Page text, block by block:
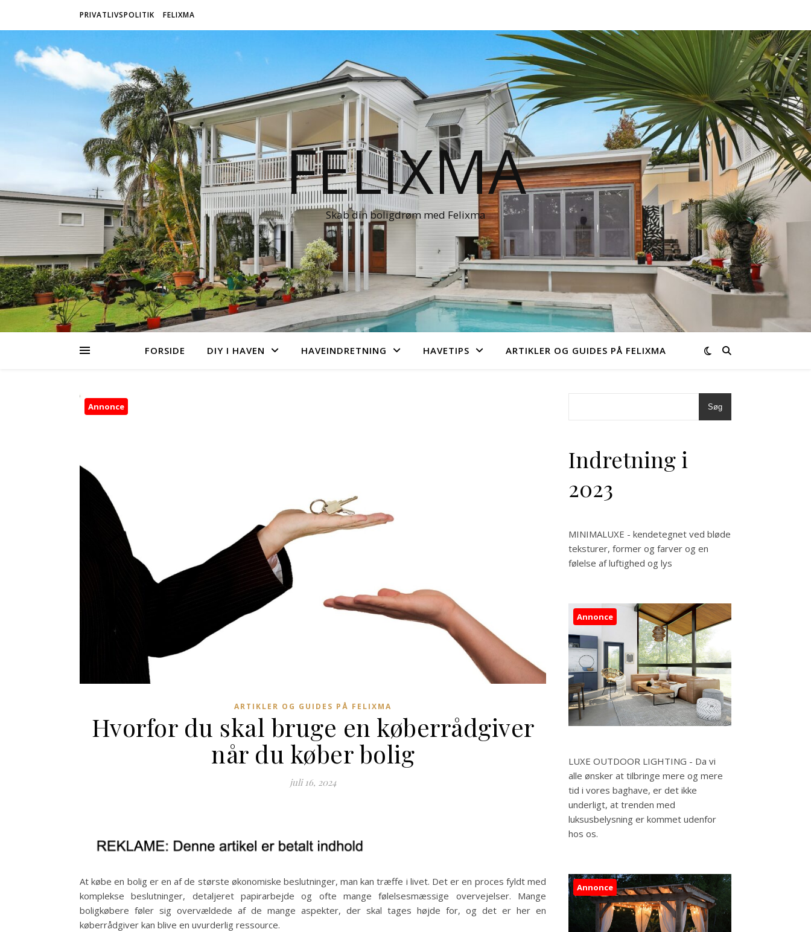
PRIVATLIVSPOLITIK FELIXMA
FELIXMA
Skab din boligdrøm med Felixma
FORSIDE DIY I HAVEN HAVEINDRETNING HAVETIPS ARTIKLER OG GUIDES PÅ FELIXMA
Annonce
ARTIKLER OG GUIDES PÅ FELIXMA
Hvorfor du skal bruge en køberrådgiver
når du køber bolig
juli 16, 2024
At købe en bolig er en af de største økonomiske beslutninger, man kan træffe i livet. Det er en proces fyldt med
komplekse beslutninger, detaljeret papirarbejde og ofte mange følelsesmæssige overvejelser. Mange
boligkøbere føler sig overvældede af de mange aspekter, der skal tages højde for, og det er her en
køberrådgiver kan blive en uvurderlig ressource.
Søg
Indretning i
2023
MINIMALUXE - kendetegnet ved bløde
teksturer, former og farver og en
følelse af luftighed og lys
Annonce
LUXE OUTDOOR LIGHTING - Da vi
alle ønsker at tilbringe mere og mere
tid i vores baghave, er det ikke
underligt, at trenden med
luksusbelysning er kommet udenfor
hos os.
Annonce